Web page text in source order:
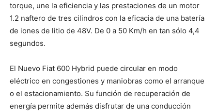
torque, une la eficiencia y las prestaciones de un motor
1.2 naftero de tres cilindros con la eficacia de una batería
de iones de litio de 48V. De 0 a 50 Km/h en tan sólo 4,4
segundos.
El Nuevo Fiat 600 Hybrid puede circular en modo
eléctrico en congestiones y maniobras como el arranque
o el estacionamiento. Su función de recuperación de
energía permite además disfrutar de una conducción